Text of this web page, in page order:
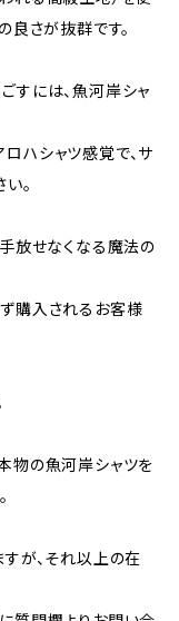
良さが抜群です。
すには、魚河岸シャ
ハシャツ感覚で、サ
。
放せなくなる魔法の
購入されるお客様
物の魚河岸シャツを
が、それ以上の在